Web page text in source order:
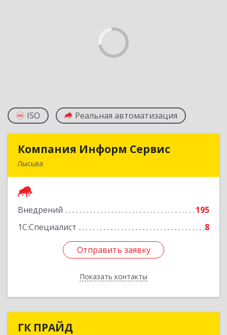
ISO Реальная автоматизация
Компания Информ Сервис
Лысьва
Внедрений
195
1С:Специалист
8
Отправить заявку
Показать контакты
Компания Информ Сервис
Подробнее
Отправить заявку
Назад
ГК ПРАЙД